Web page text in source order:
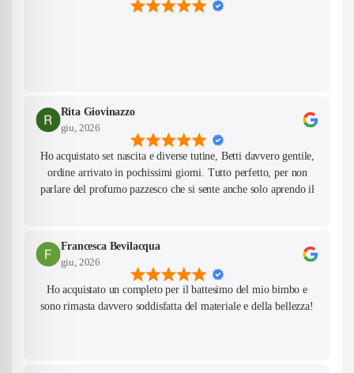
Rita Giovinazzo
giu, 2026
Ho acquistato set nascita e diverse tutine, Betti davvero gentile,
ordine arrivato in pochissimi giorni. Tutto perfetto, per non
parlare del profumo pazzesco che si sente anche solo aprendo il
Francesca Bevilacqua
giu, 2026
Ho acquistato un completo per il battesimo del mio bimbo e
sono rimasta davvero soddisfatta del materiale e della bellezza!
Are you 18 years old or older?